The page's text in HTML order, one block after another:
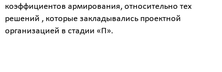
коэффициентов армирования, относительно тех
решений , которые закладывались проектной
организацией в стадии «П».